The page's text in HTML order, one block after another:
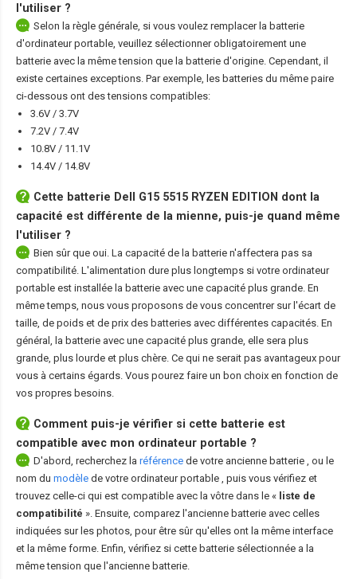
l'utiliser ?
Selon la règle générale, si vous voulez remplacer la batterie
d'ordinateur portable, veuillez sélectionner obligatoirement une
batterie avec la même tension que la batterie d'origine. Cependant, il
existe certaines exceptions. Par exemple, les batteries du même paire
ci-dessous ont des tensions compatibles:
3.6V / 3.7V
7.2V / 7.4V
10.8V / 11.1V
14.4V / 14.8V
Cette batterie Dell G15 5515 RYZEN EDITION dont la
capacité est différente de la mienne, puis-je quand même
l'utiliser ?
Bien sûr que oui. La capacité de la batterie n'affectera pas sa
compatibilité. L'alimentation dure plus longtemps si votre ordinateur
portable est installée la batterie avec une capacité plus grande. En
même temps, nous vous proposons de vous concentrer sur l'écart de
taille, de poids et de prix des batteries avec différentes capacités. En
général, la batterie avec une capacité plus grande, elle sera plus
grande, plus lourde et plus chère. Ce qui ne serait pas avantageux pour
vous à certains égards. Vous pourez faire un bon choix en fonction de
vos propres besoins.
Comment puis-je vérifier si cette batterie est
compatible avec mon ordinateur portable ?
D'abord, recherchez la référence de votre ancienne batterie , ou le
nom du modèle de votre ordinateur portable , puis vous vérifiez et
trouvez celle-ci qui est compatible avec la vôtre dans le « liste de
compatibilité ». Ensuite, comparez l'ancienne batterie avec celles
indiquées sur les photos, pour être sûr qu'elles ont la même interface
et la même forme. Enfin, vérifiez si cette batterie sélectionnée a la
même tension que l'ancienne batterie.